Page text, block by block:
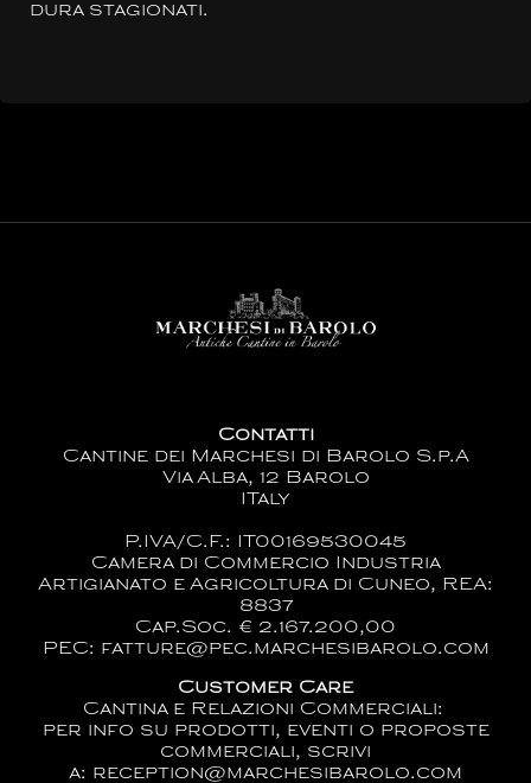
dura stagionati.
Contatti
Cantine dei Marchesi di Barolo S.p.A
Via Alba, 12 Barolo
ITaly
P.IVA/C.F.: IT00169530045
Camera di Commercio Industria
Artigianato e Agricoltura di Cuneo, REA:
8837
Cap.Soc. € 2.167.200,00
PEC: fatture@pec.marchesibarolo.com
Customer Care
Cantina e Relazioni Commerciali:
per info su prodotti, eventi o proposte
commerciali, scrivi
a: reception@marchesibarolo.com